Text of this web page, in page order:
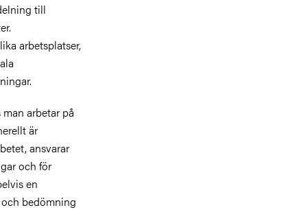
till
arbetsplatser,
arbetar på
är
ansvarar
och för
en
bedömning